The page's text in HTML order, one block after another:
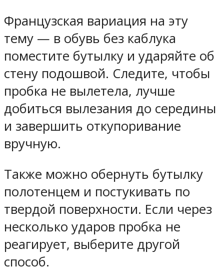
Французская вариация на эту
тему — в обувь без каблука
поместите бутылку и ударяйте об
стену подошвой. Следите, чтобы
пробка не вылетела, лучше
добиться вылезания до середины
и завершить откупоривание
вручную.
Также можно обернуть бутылку
полотенцем и постукивать по
твердой поверхности. Если через
несколько ударов пробка не
реагирует, выберите другой
способ.